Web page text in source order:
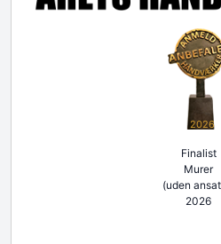
2026
Finalist
Murer
(uden
2026